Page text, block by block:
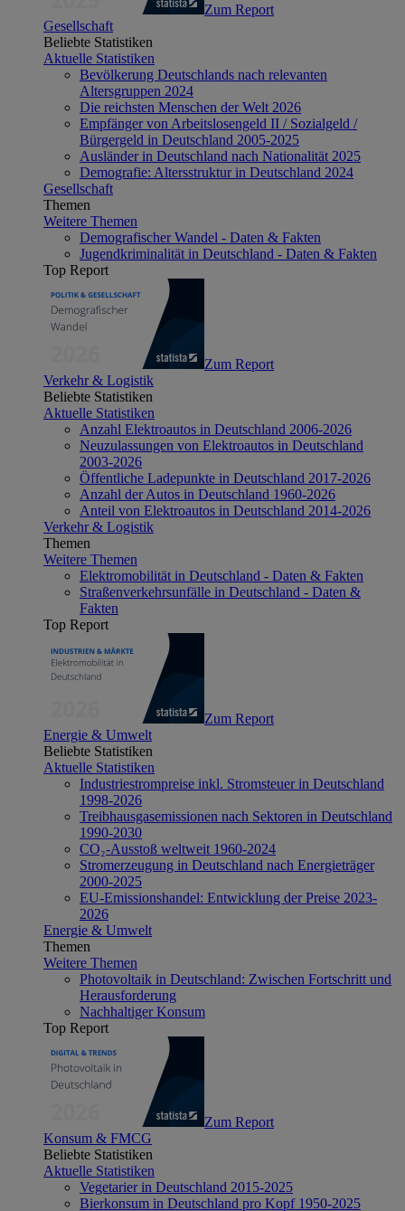
Zum Report
Gesellschaft
Beliebte Statistiken
Aktuelle Statistiken
Bevölkerung Deutschlands nach relevanten
Altersgruppen 2024
Die reichsten Menschen der Welt 2026
Empfänger von Arbeitslosengeld II / Sozialgeld /
Bürgergeld in Deutschland 2005-2025
Ausländer in Deutschland nach Nationalität 2025
Demografie: Altersstruktur in Deutschland 2024
Gesellschaft
Themen
Weitere Themen
Demografischer Wandel - Daten & Fakten
Jugendkriminalität in Deutschland - Daten & Fakten
Top Report
Zum Report
Verkehr & Logistik
Beliebte Statistiken
Aktuelle Statistiken
Anzahl Elektroautos in Deutschland 2006-2026
Neuzulassungen von Elektroautos in Deutschland
2003-2026
Öffentliche Ladepunkte in Deutschland 2017-2026
Anzahl der Autos in Deutschland 1960-2026
Anteil von Elektroautos in Deutschland 2014-2026
Verkehr & Logistik
Themen
Weitere Themen
Elektromobilität in Deutschland - Daten & Fakten
Straßenverkehrsunfälle in Deutschland - Daten &
Fakten
Top Report
Zum Report
Energie & Umwelt
Beliebte Statistiken
Aktuelle Statistiken
Industriestrompreise inkl. Stromsteuer in Deutschland
1998-2026
Treibhausgasemissionen nach Sektoren in Deutschland
1990-2030
CO₂-Ausstoß weltweit 1960-2024
Stromerzeugung in Deutschland nach Energieträger
2000-2025
EU-Emissionshandel: Entwicklung der Preise 2023-
2026
Energie & Umwelt
Themen
Weitere Themen
Photovoltaik in Deutschland: Zwischen Fortschritt und
Herausforderung
Nachhaltiger Konsum
Top Report
Zum Report
Konsum & FMCG
Beliebte Statistiken
Aktuelle Statistiken
Vegetarier in Deutschland 2015-2025
Bierkonsum in Deutschland pro Kopf 1950-2025